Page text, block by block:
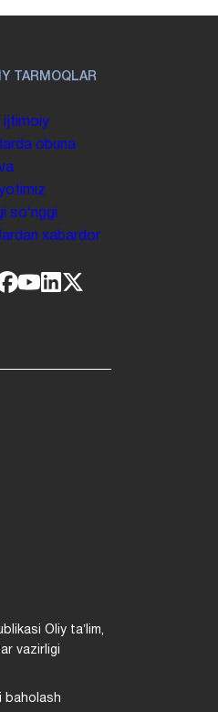
TARMOQLAR
ijtimoiy
obuna
soʻnggi
xabardor
Oliy taʼlim,
vazirligi
baholash